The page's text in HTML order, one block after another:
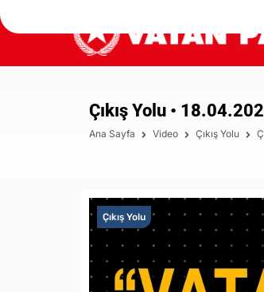
Çıkış Yolu •
Ana Sayfa Video Çıkış Yolu
Çıkış Yolu